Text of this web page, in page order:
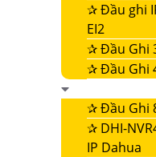
✰Đầu ghi
EI2
✰Đầu Ghi
✰Đầu Ghi
✰Đầu Ghi
✰ DHI-
IP Dahua